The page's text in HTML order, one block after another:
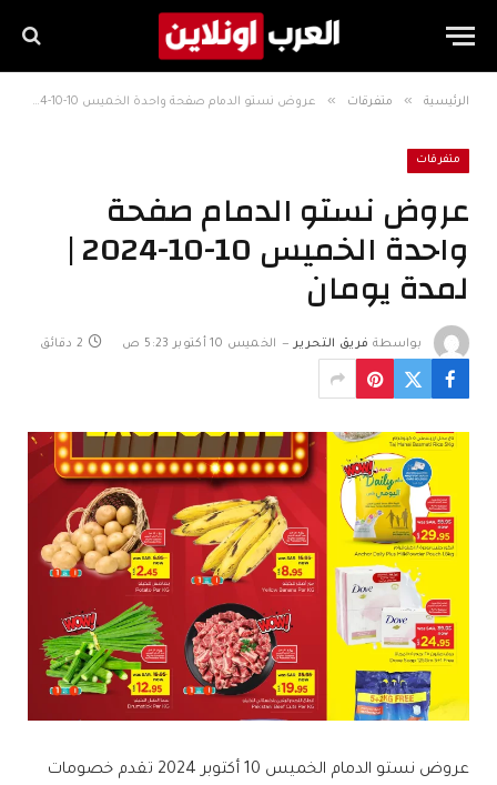
الرئيسية » متفرقات » عروض نستو الدمام صفحة واحدة الخميس 10-10-2024 | لمدة يومان
متفرقات
عروض نستو الدمام صفحة
واحدة الخميس 10-10-2024 |
لمدة يومان
بواسطة فريق التحرير الخميس 10 أكتوبر 5:23 ص 2 دقائق
عروض نستو الدمام الخميس 10 أكتوبر 2024 تقدم خصومات